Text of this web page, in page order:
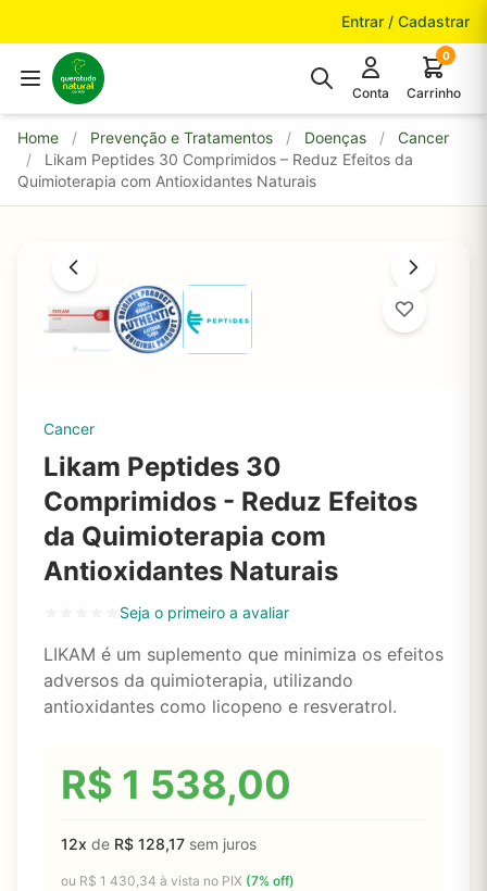
Entrar / Cadastrar
Conta
0
Carrinho
Home / Prevenção e Tratamentos / Doenças /
Cancer
/
Likam Peptides 30 Comprimidos – Reduz Efeitos da
Quimioterapia com Antioxidantes Naturais
Cancer
Likam Peptides 30
Comprimidos - Reduz Efeitos
da Quimioterapia com
Antioxidantes Naturais
Seja o primeiro a avaliar
LIKAM é um suplemento que minimiza os efeitos
adversos da quimioterapia, utilizando
antioxidantes como licopeno e resveratrol.
R$ 1 538,00
12x de R$ 128,17 sem juros
ou R$ 1 430,34 à vista no PIX (7% off)